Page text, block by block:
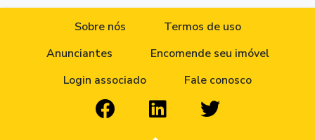
Sobre nós
Termos de uso
Anunciantes
Encomende seu imóvel
Login associado
Fale conosco